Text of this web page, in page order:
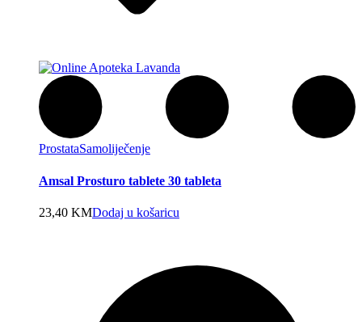
ProstataSamoliječenje
Amsal Prosturo tablete 30 tableta
23,40 KMDodaj u košaricu